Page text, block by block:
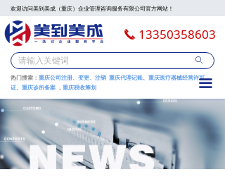
ꄙ
热门搜索： 重庆公司注册、变更、注销 重庆代理记账、 重庆医疗器械经营许可
证、 重庆诊所备案 ， 重庆税收筹划
欢迎访问美到美成（重庆）企业管理咨询服务有限公司官方网站！
끀
끅 13350358603